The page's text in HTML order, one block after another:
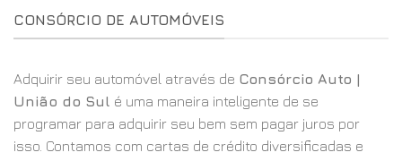
CONSÓRCIO DE AUTOMÓVEIS
Adquirir seu automóvel através de Consórcio Auto |
União do Sul é uma maneira inteligente de se
programar para adquirir seu bem sem pagar juros por
isso. Contamos com cartas de crédito diversificadas e